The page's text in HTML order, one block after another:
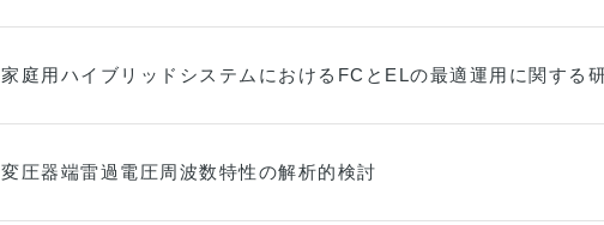
家庭用ハイブリッドシステムにおけるFCとELの最適運用に関する
変圧器端雷過電圧周波数特性の解析的検討